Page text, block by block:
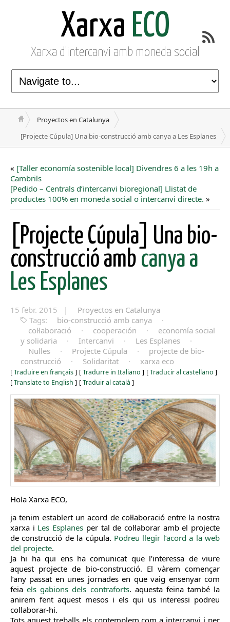
Xarxa ECO
Xarxa d'intercanvi amb moneda social
Proyectos en Catalunya
[Projecte Cúpula] Una bio-construcció amb canya a Les Esplanes
« [Taller economía sostenible local] Divendres 6 a les 19h a
Cambrils
[Pedido – Centrals d’intercanvi bioregional] Llistat de
productes 100% en moneda social o intercanvi directe. »
[Projecte Cúpula] Una bio-
construcció amb canya a
Les Esplanes
15 febr. 2015 |
Proyectos en Catalunya
Tags:
bio-construcció amb canya
·
col·laboració
· cooperación ·
economía social
y solidaria
· Intercanvi · Les Esplanes
·
Nulles
· Projecte Cúpula ·
projecte de bio-
construcció
· Solidaritat · xarxa eco
[Traduire en français] [Tradurre in Italiano ] [Traducir al castellano ]
[Translate to English ] [Traduir al català ]
Hola Xarxa ECO,
ja tenim establert un acord de col·laboració entre la nostra
xarxa i Les Esplanes per tal de col·laborar amb el projecte
de construcció de la cúpula. Podreu llegir l’acord a la web
del projecte.
Ja hi ha qui ens ha comunicat que l’interessa de viure
aquest projecte de bio-construcció. El vàrem començar
l’any passat en unes jornades en que vaig ensenyar com
feiaels gabions dels contraforts. aquesta feina també la
anirem fent aquest mesos i els qui us interessi podreu
col·laborar-hi.